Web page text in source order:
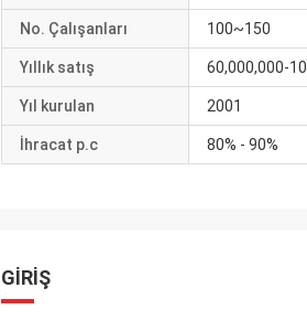
No. Çalışanları 100~150
Yıllık satış 60,000,000-
Yıl kurulan 2001
İhracat p.c 80% - 90%
GIRIŞ